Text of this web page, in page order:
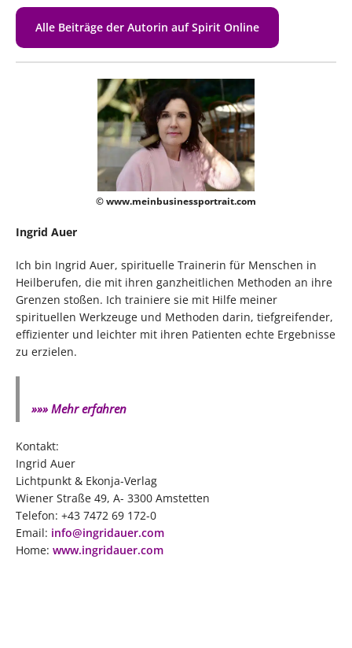
Alle Beiträge der Autorin auf Spirit Online
© www.meinbusinessportrait.com
Ingrid Auer
Ich bin Ingrid Auer, spirituelle Trainerin für Menschen in
Heilberufen, die mit ihren ganzheitlichen Methoden an ihre
Grenzen stoßen. Ich trainiere sie mit Hilfe meiner
spirituellen Werkzeuge und Methoden darin, tiefgreifender,
effizienter und leichter mit ihren Patienten echte Ergebnisse
zu erzielen.
»»» Mehr erfahren
Kontakt:
Ingrid Auer
Lichtpunkt & Ekonja-Verlag
Wiener Straße 49, A- 3300 Amstetten
Telefon: +43 7472 69 172-0
Email: info@ingridauer.com
Home: www.ingridauer.com